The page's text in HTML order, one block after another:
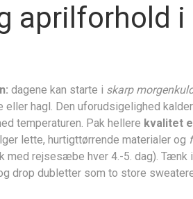
aprilforhold i
dagene kan starte i skarp
hagl. Den uforudsigelighed
temperaturen. Pak hellere kvalitet
lette, hurtigttørrende materialer og
med rejsesæbe hver 4.-5. dag). Tænk
drop dubletter som to store